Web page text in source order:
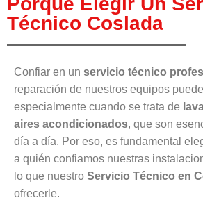
Técnico Coslada
Confiar en un servicio técnico
reparación de nuestros equipos
especialmente cuando se trata de
aires acondicionados, que son
día a día. Por eso, es fundamental
a quién confiamos nuestras
lo que nuestro Servicio Técnico en
ofrecerle.